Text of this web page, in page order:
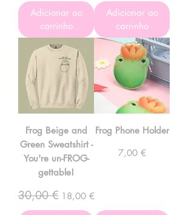
Adicionar ao
carrinho
Adicionar ao
carrinho
Frog Beige and
Green Sweatshirt -
You're un-FROG-
gettable!
Preço normal
30,00 € Preço promocional
18,00 €
Frog Phone Holder
Preço
7,00 €